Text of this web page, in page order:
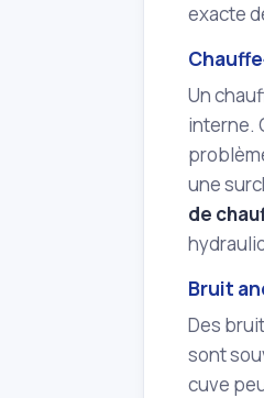
exacte
Un
interne.
une
de
Bruit
Des
sont
cuve